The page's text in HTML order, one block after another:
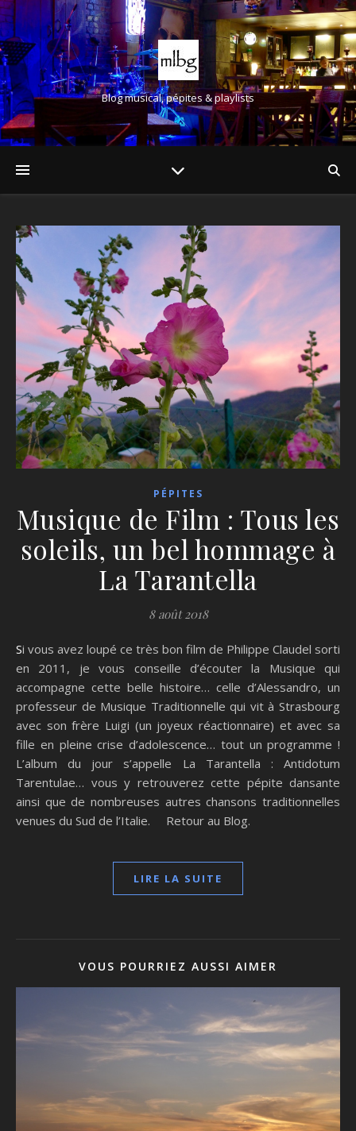
Blog musical, pépites & playlists
PÉPITES
Musique de Film : Tous les
soleils, un bel hommage à
La Tarantella
8 août 2018
Si vous avez loupé ce très bon film de Philippe Claudel sorti
en 2011, je vous conseille d’écouter la Musique qui
accompagne cette belle histoire… celle d’Alessandro, un
professeur de Musique Traditionnelle qui vit à Strasbourg
avec son frère Luigi (un joyeux réactionnaire) et avec sa
fille en pleine crise d’adolescence… tout un programme !
L’album du jour s’appelle La Tarantella : Antidotum
Tarentulae… vous y retrouverez cette pépite dansante
ainsi que de nombreuses autres chansons traditionnelles
venues du Sud de l’Italie. Retour au Blog.
LIRE LA SUITE
VOUS POURRIEZ AUSSI AIMER